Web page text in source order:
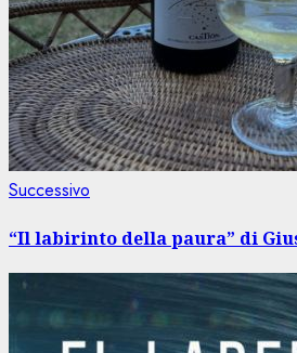
Successivo
“Il labirinto della paura” di